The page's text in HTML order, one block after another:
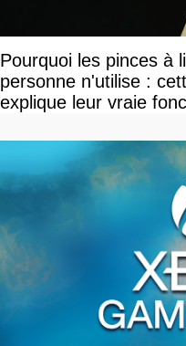
Pourquoi les pinces à
personne n'utilise :
explique leur vraie